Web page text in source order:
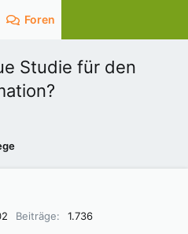
Foren
Studie für den
Beiträge
1.736